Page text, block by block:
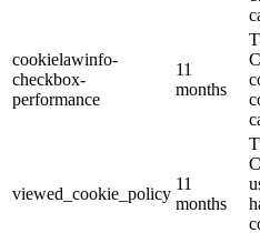
cookielawinfo-
checkbox-
performance
11
months
viewed_cookie_policy
11
months